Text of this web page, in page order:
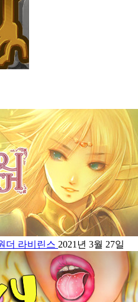
더 라비린스 2021년 3월 27일